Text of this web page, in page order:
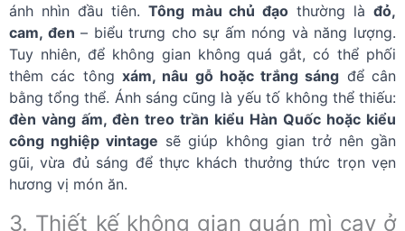
ánh nhìn đầu tiên. Tông màu chủ đạo thường làđỏ,
cam, đen – biểu trưng cho sự ấm nóng và năng lượng.
Tuy nhiên, để không gian không quá gắt, có thể phối
thêm các tông xám, nâu gỗ hoặc trắng sáng để cân
bằng tổng thể. Ánh sáng cũng là yếu tố không thể thiếu:
đèn vàng ấm, đèn treo trần kiểu Hàn Quốc hoặc kiểu
công nghiệp vintage sẽ giúp không gian trở nên gần
gũi, vừa đủ sáng để thực khách thưởng thức trọn vẹn
hương vị món ăn.
3. Thiết kế không gian quán mì cay ở